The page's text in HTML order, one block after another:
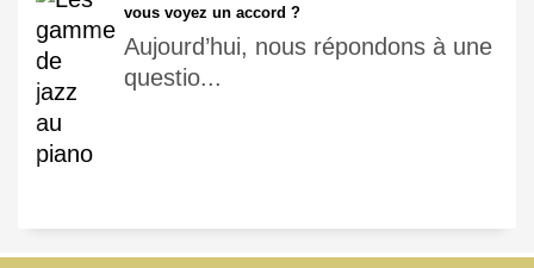
vous voyez un accord ?
Aujourd’hui, nous répondons à une
questio...